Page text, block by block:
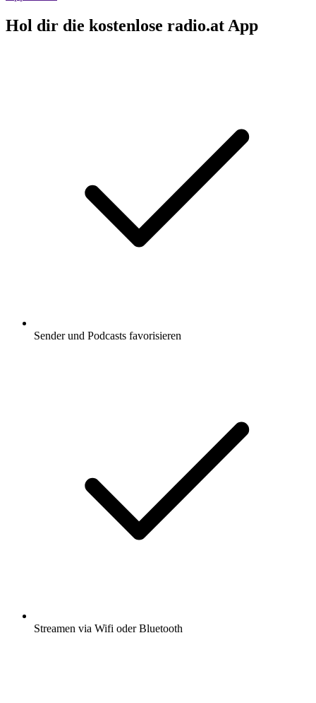
Hol dir die kostenlose radio.at App
Sender und Podcasts favorisieren
Streamen via Wifi oder Bluetooth